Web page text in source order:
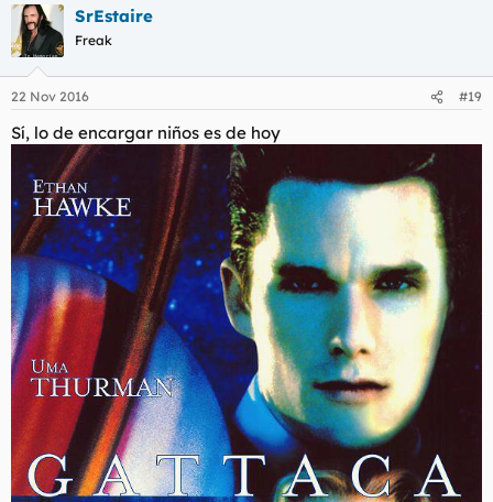
SrEstaire
Freak
22 Nov 2016 #19
Sí, lo de encargar niños es de hoy